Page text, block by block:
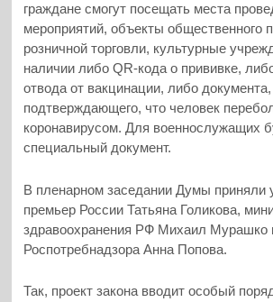
граждане смогут посещать места
мероприятий, объекты общественного
розничной торговли, культурные
наличии либо QR-кода о прививке,
отвода от вакцинации, либо документа,
подтверждающего, что человек
коронавирусом. Для военнослужащих
специальный документ.
В пленарном заседании Думы приняли
премьер России Татьяна Голикова,
здравоохранения РФ Михаил Мурашко
Роспотребнадзора Анна Попова.
Так, проект закона вводит особый